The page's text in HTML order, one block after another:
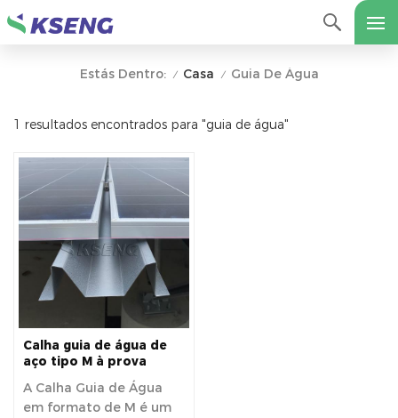
Estás Dentro: / Casa / Guia De Água
1 resultados encontrados para "guia de água"
Calha guia de água de
aço tipo M à prova
d'água para BIPV,
fornecimento direto da
fábrica
A Calha Guia de Água
em formato de M é um